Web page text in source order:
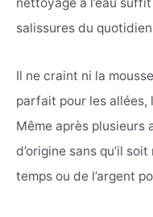
salissures du
Il ne craint ni la
parfait pour les allées,
Même après plusieurs
d’origine sans qu’il
temps ou de l’argent